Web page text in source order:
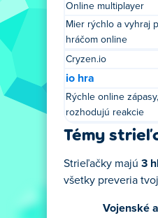
Online multiplayer
Mier rýchlo a vyhraj
hráčom online
Cryzen.io
io hra
Rýchle online
rozhodujú reakcie
Témy
Strieľačky majú 3
všetky preveria
Vojenské